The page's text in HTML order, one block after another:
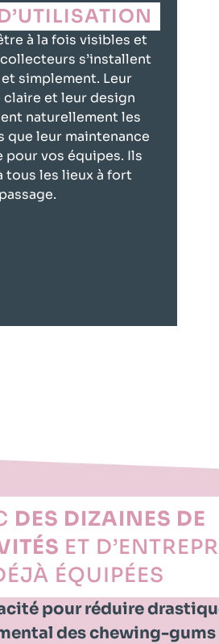
à la fois visibles et
s’installent
simplement. Leur
et leur design
naturellement les
que leur maintenance
vos équipes. Ils
tous les lieux à fort
passage.
DES DIZAINES DE
ET
ÉQUIPÉES
pour réduire
des chewing-gums